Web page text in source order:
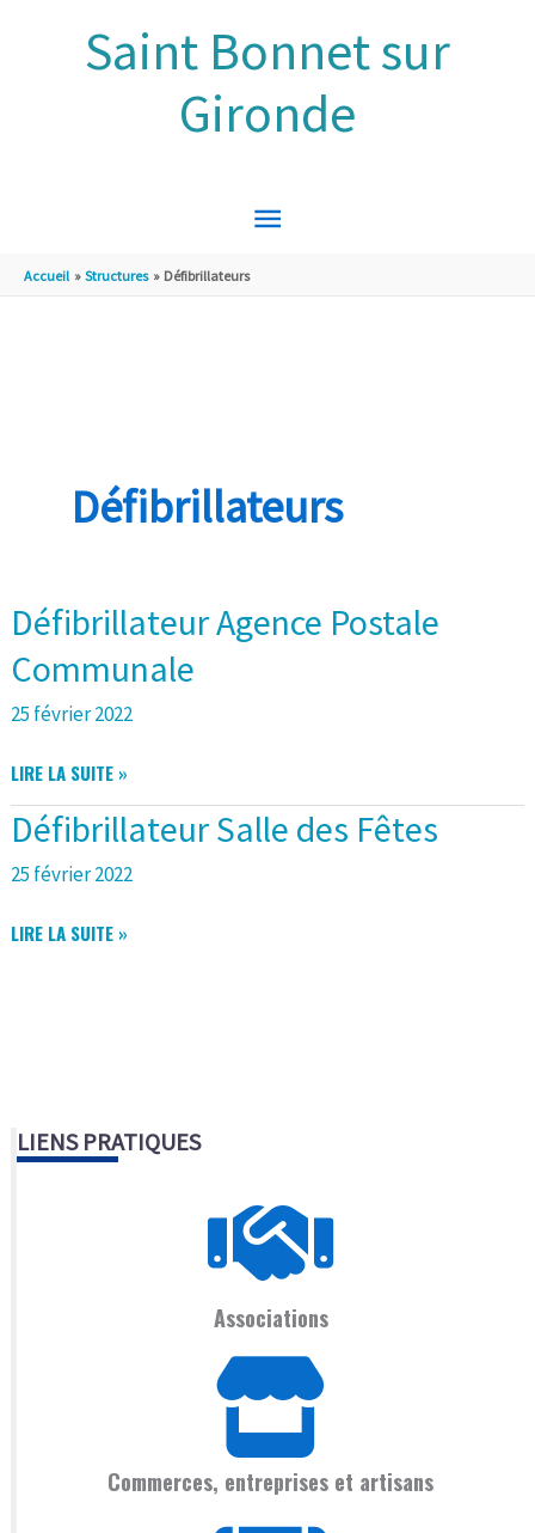
Saint Bonnet sur
Gironde
MENU
PRINCIPAL
Accueil Structures Défibrillateurs
Défibrillateurs
Défibrillateur Agence Postale
Communale
25 février 2022
DÉFIBRILLATEUR
POSTALE
COMMUNALE
LIRE LA SUITE »
Défibrillateur Salle des Fêtes
25 février 2022
DÉFIBRILLATEUR
LIRE LA SUITE »
LIENS PRATIQUES
Associations
Commerces, entreprises et artisans